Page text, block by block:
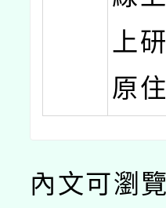
上
原
內文可瀏